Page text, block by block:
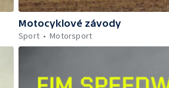
Motocyklové závody
Sport
Motorsport